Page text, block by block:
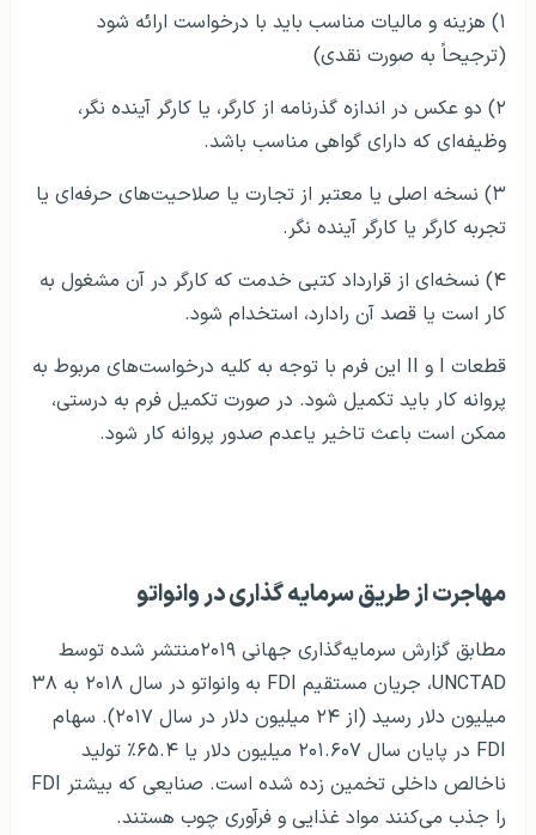
۱) هزینه و مالیات مناسب باید با درخواست ارائه شود
(ترجیحاً به صورت نقدی)
۲) دو عکس در اندازه گذرنامه از کارگر، یا کارگر آینده نگر،
وظیفه‌ای که دارای گواهی مناسب باشد.
۳) نسخه اصلی یا معتبر از تجارت یا صلاحیت‌های حرفه‌ای یا
تجربه کارگر یا کارگر آینده نگر.
۴) نسخه‌ای از قرارداد کتبی خدمت که کارگر در آن مشغول به
کار است یا قصد آن رادارد، استخدام شود.
قطعات I و II این فرم با توجه به کلیه درخواست‌های مربوط به
پروانه کار باید تکمیل شود. در صورت تکمیل فرم به درستی،
ممکن است باعث تاخیر یاعدم صدور پروانه کار شود.
مهاجرت از طریق سرمایه گذاری در وانواتو
مطابق گزارش سرمایه‌گذاری جهانی ۲۰۱۹منتشر شده توسط
UNCTAD، جریان مستقیم FDI به وانواتو در سال ۲۰۱۸ به ۳۸
میلیون دلار رسید (از ۲۴ میلیون دلار در سال ۲۰۱۷). سهام
FDI در پایان سال ۲۰۱.۶۰۷ میلیون دلار یا ۶۵.۴٪ تولید
ناخالص داخلی تخمین زده شده است. صنایعی که بیشتر FDI
را جذب می‌کنند مواد غذایی و فرآوری چوب هستند.